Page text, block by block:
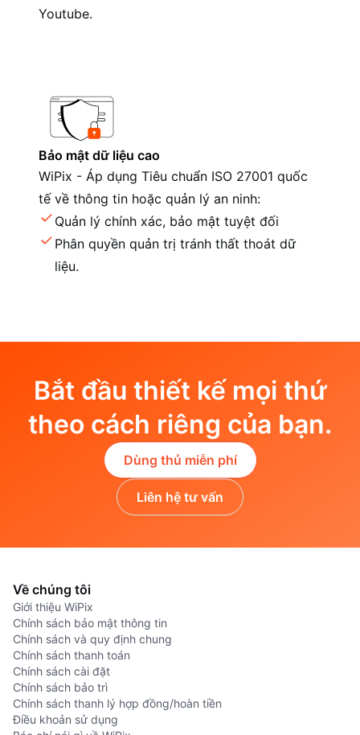
Youtube.
Bảo mật dữ liệu cao
WiPix - Áp dụng Tiêu chuẩn ISO 27001 quốc
tế về thông tin hoặc quản lý an ninh:
Quản lý chính xác, bảo mật tuyệt đối
Phân quyền quản trị tránh thất thoát dữ
liệu.
Bắt đầu thiết kế mọi thứ
theo cách riêng của bạn.
Dùng thủ miễn phí
Liên hệ tư vấn
Về chúng tôi
Giới thiệu WiPix
Chính sách bảo mật thông tin
Chính sách và quy định chung
Chính sách thanh toán
Chính sách cài đặt
Chính sách bảo trì
Chính sách thanh lý hợp đồng/hoàn tiền
Điều khoản sử dụng